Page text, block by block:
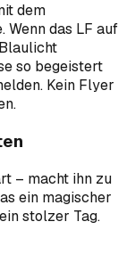
dem
Wenn das LF auf
so begeistert
Kein Flyer
– macht ihn zu
ein magischer
stolzer Tag.